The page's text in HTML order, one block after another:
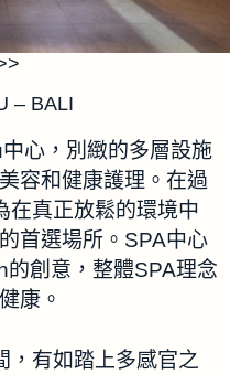
– BALI
心，別緻的多層設施
容和健康護理。在過
在真正放鬆的環境中
首選場所。SPA中心
創意，整體SPA理念
康。
，有如踏上多感官之